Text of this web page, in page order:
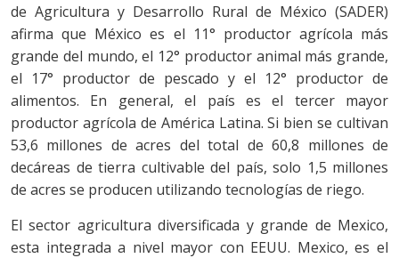
de Agricultura y Desarrollo Rural de México (SADER)
afirma que México es el 11° productor agrícola más
grande del mundo, el 12° productor animal más grande,
el 17° productor de pescado y el 12° productor de
alimentos. En general, el país es el tercer mayor
productor agrícola de América Latina. Si bien se cultivan
53,6 millones de acres del total de 60,8 millones de
decáreas de tierra cultivable del país, solo 1,5 millones
de acres se producen utilizando tecnologías de riego.
El sector agricultura diversificada y grande de Mexico,
esta integrada a nivel mayor con EEUU. Mexico, es el